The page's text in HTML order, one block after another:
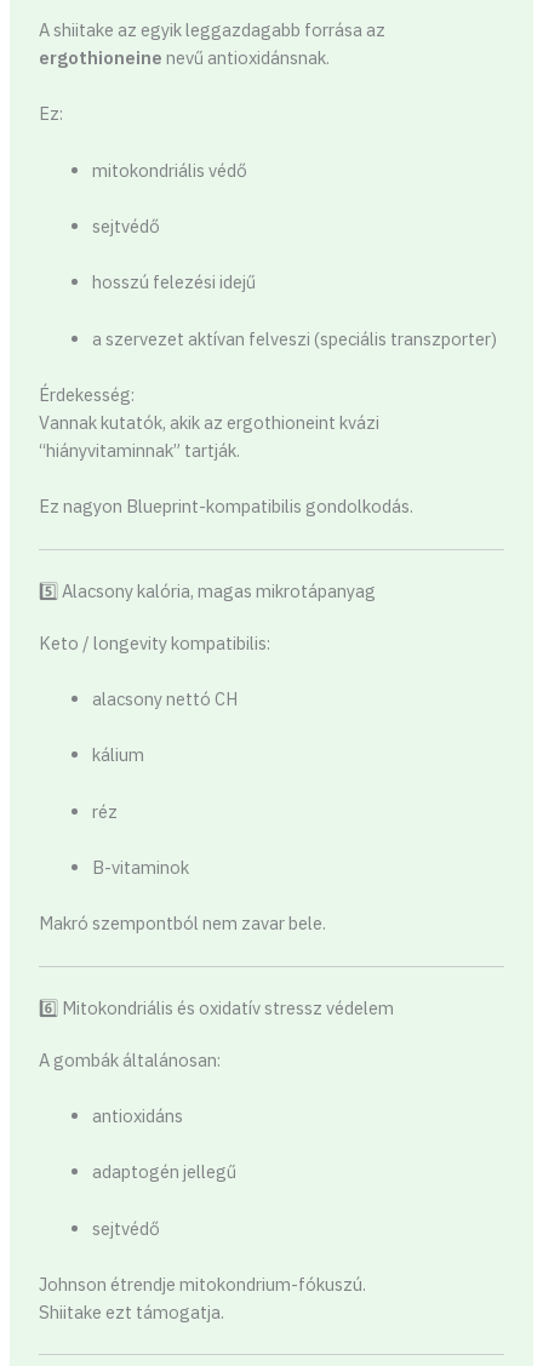
A shiitake az egyik leggazdagabb forrása az
ergothioneine nevű antioxidánsnak.
Ez:
mitokondriális védő
sejtvédő
hosszú felezési idejű
a szervezet aktívan felveszi (speciális transzporter)
Érdekesség:
Vannak kutatók, akik az ergothioneint kvázi
“hiányvitaminnak” tartják.
Ez nagyon Blueprint-kompatibilis gondolkodás.
5️⃣ Alacsony kalória, magas mikrotápanyag
Keto / longevity kompatibilis:
alacsony nettó CH
kálium
réz
B-vitaminok
Makró szempontból nem zavar bele.
6️⃣ Mitokondriális és oxidatív stressz védelem
A gombák általánosan:
antioxidáns
adaptogén jellegű
sejtvédő
Johnson étrendje mitokondrium-fókuszú.
Shiitake ezt támogatja.